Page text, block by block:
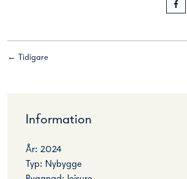
← Tidigare
Information
År: 2024
Typ: Nybygge